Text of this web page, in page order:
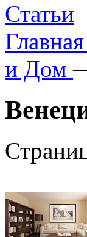
Статьи
Главная
и Дом